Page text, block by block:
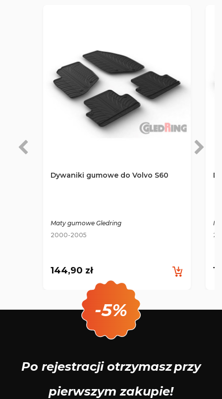
Dywaniki gumowe do Volvo S60
Maty gumowe Gledring
2000-2005
144,90 zł
-5%
Po rejestracji otrzymaszprzy
pierwszym zakupie!